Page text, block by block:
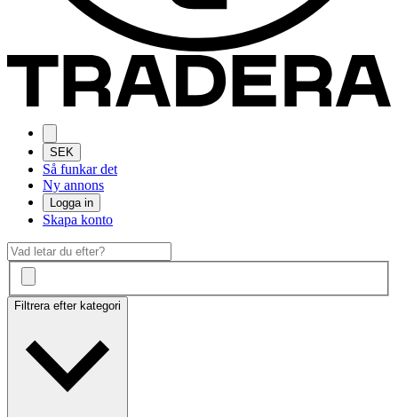
SEK
Så funkar det
Ny annons
Logga in
Skapa konto
Filtrera efter kategori